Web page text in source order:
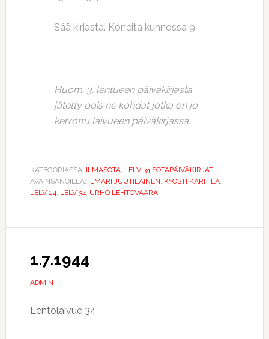
Sää kirjasta. Koneita kunnossa 9.
Huom. 3. lentueen päiväkirjasta
jätetty pois ne kohdat jotka on jo
kerrottu laivueen päiväkirjassa.
KATEGORIASSA: ILMASOTA, LELV 34 SOTAPÄIVÄKIRJAT
AVAINSANOILLA: ILMARI JUUTILAINEN, KYÖSTI KARHILA,
LELV 24, LELV 34, URHO LEHTOVAARA
1.7.1944
ADMIN
Lentolaivue 34